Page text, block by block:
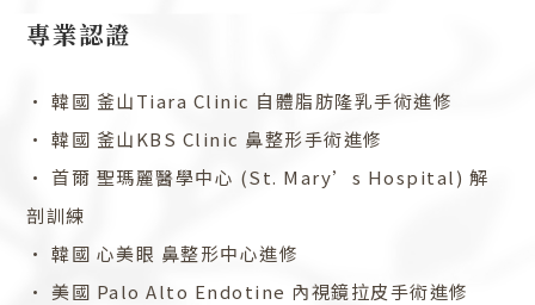
專業認證
• 韓國 釜山Tiara Clinic 自體脂肪隆乳手術進修
• 韓國 釜山KBS Clinic 鼻整形手術進修
• 首爾 聖瑪麗醫學中心 (St. Mary’s Hospital) 解
剖訓練
• 韓國 心美眼 鼻整形中心進修
• 美國 Palo Alto Endotine 內視鏡拉皮手術進修